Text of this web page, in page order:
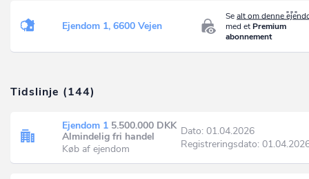
Sealt om denne
med et Premium
abonnement
Ejendom 1, 6600 Vejen
Tidslinje (144)
Ejendom 1 5.500.000 DKK
Almindelig fri handel
Køb af ejendom
Dato: 01.04.2026
Registreringsdato: